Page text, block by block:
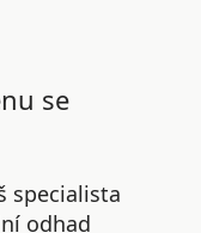
se
specialista
odhad